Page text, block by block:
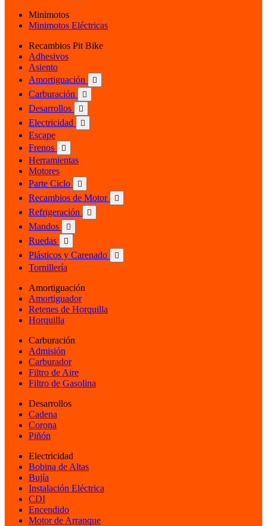
Minimotos
Minimotos Eléctricas
Recambios Pit Bike
Adhesivos
Asiento
Amortiguación

Carburación 
Desarrollos 
Electricidad 
Escape
Frenos

Herramientas
Motores
Parte Ciclo

Recambios de Motor 
Refrigeración 
Mandos 
Ruedas 
Plásticos y Carenado 
Tornillería
Amortiguación
Amortiguador
Retenes de Horquilla
Horquilla
Carburación
Admisión
Carburador
Filtro de Aire
Filtro de Gasolina
Desarrollos
Cadena
Corona
Piñón
Electricidad
Bobina de Altas
Bujía
Instalación Eléctrica
CDI
Encendido
Motor de Arranque